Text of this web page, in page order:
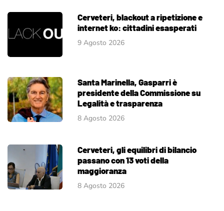
Cerveteri, blackout a ripetizione e
internet ko: cittadini esasperati
9 Agosto 2026
Santa Marinella, Gasparri è
presidente della Commissione su
Legalità e trasparenza
8 Agosto 2026
Cerveteri, gli equilibri di bilancio
passano con 13 voti della
maggioranza
8 Agosto 2026